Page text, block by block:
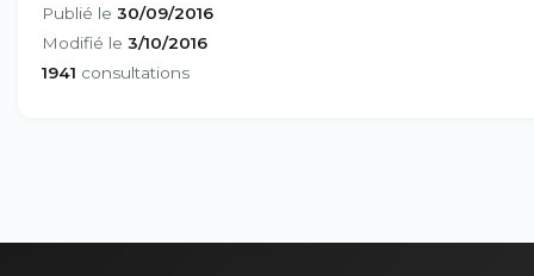
Publié le 30/09/2016
Modifié le 3/10/2016
1941 consultations